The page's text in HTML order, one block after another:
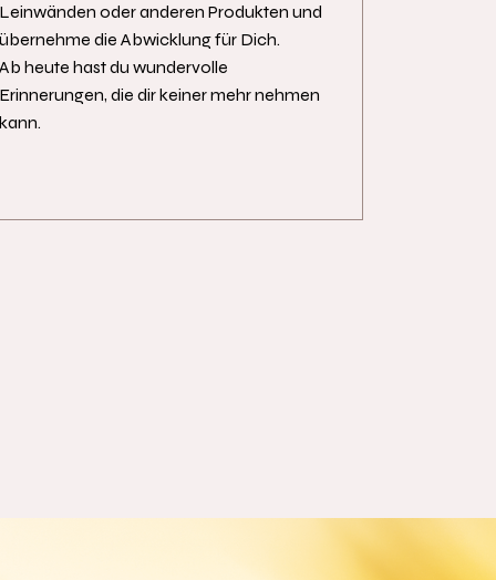
oder anderen Produkten und
die Abwicklung für Dich.
heute hast du wundervolle
die dir keiner mehr nehmen